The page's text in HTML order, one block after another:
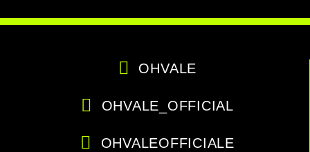
OHVALE
OHVALE_OFFICIAL
OHVALEOFFICIALE